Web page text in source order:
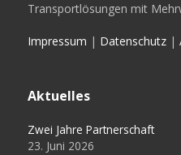
Transportlösungen mit
Impressum | Datenschutz|
Aktuelles
Zwei Jahre Partnerschaft
23. Juni 2026